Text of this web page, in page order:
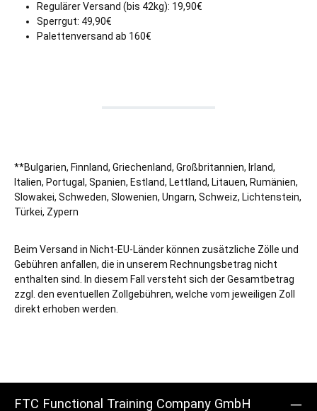
Regulärer Versand (bis 42kg): 19,90€
Sperrgut: 49,90€
Palettenversand ab 160€
**Bulgarien, Finnland, Griechenland, Großbritannien, Irland,
Italien, Portugal, Spanien, Estland, Lettland, Litauen, Rumänien,
Slowakei, Schweden, Slowenien, Ungarn, Schweiz, Lichtenstein,
Türkei, Zypern
Beim Versand in Nicht-EU-Länder können zusätzliche Zölle und
Gebühren anfallen, die in unserem Rechnungsbetrag nicht
enthalten sind. In diesem Fall versteht sich der Gesamtbetrag
zzgl. den eventuellen Zollgebühren, welche vom jeweiligen Zoll
direkt erhoben werden.
FTC Functional Training Company GmbH